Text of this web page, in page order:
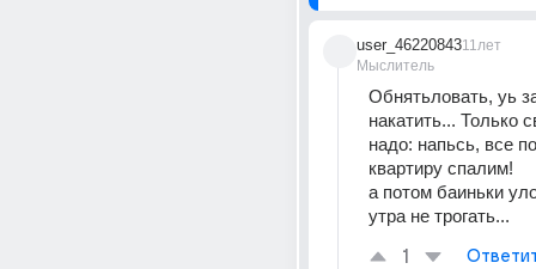
user_46220843
Мыслитель
11лет
Обнятьловать, уь
накатить... Только
надо: напьсь, все
квартиру спалим!
а потом баиньки
утра не трогать...
1